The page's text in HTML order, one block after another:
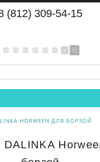
(812) 309-54-15
HORWEEN ДЛЯ БОРЗОЙ